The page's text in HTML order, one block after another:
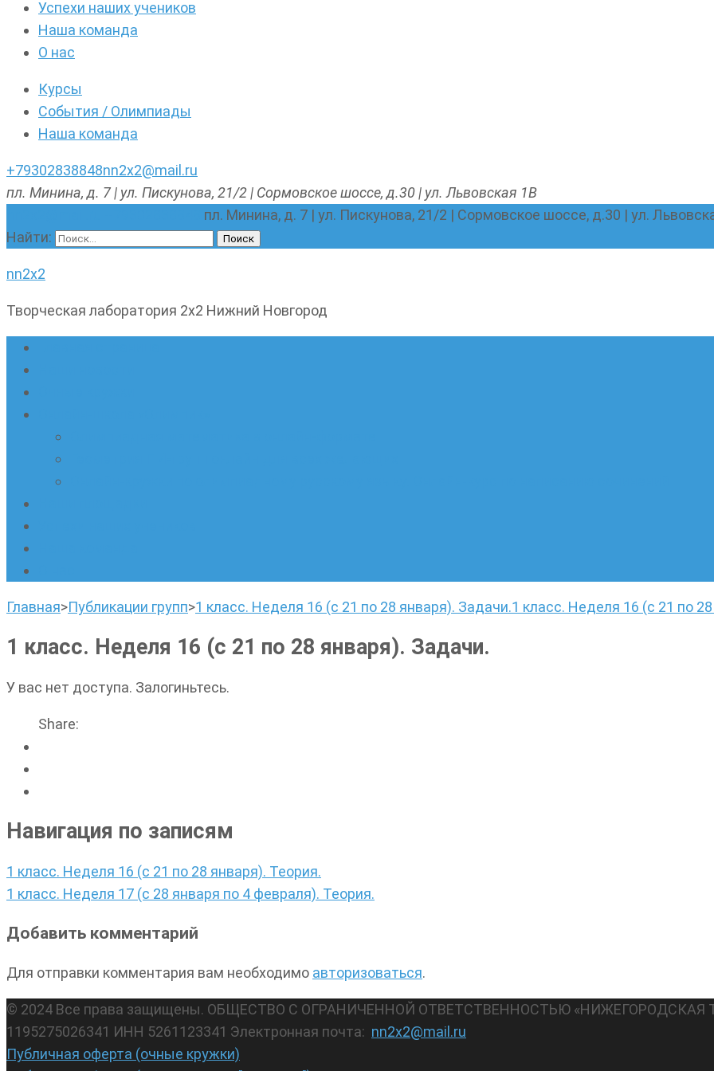
Успехи наших учеников
Наша команда
О нас
Курсы
События / Олимпиады
Наша команда
+79302838848nn2x2@mail.ru
пл. Минина, д. 7 | ул. Пискунова, 21/2 | Сормовское шоссе, д.30 | ул. Львовская 1В
пл. Минина, д. 7 | ул. Пискунова, 21/2 | Сормовское шоссе, д.30 | ул.
Найти:
nn2x2
Творческая лаборатория 2х2 Нижний Новгород
Главная>Публикации групп>1 класс. Неделя 16 (с 21 по 28 января). Задачи.1 класс. Неделя 16 (с 21 по
1 класс. Неделя 16 (с 21 по 28 января). Задачи.
У вас нет доступа. Залогиньтесь.
Share:
Навигация по записям
1 класс. Неделя 16 (с 21 по 28 января). Теория.
1 класс. Неделя 17 (с 28 января по 4 февраля). Теория.
Добавить комментарий
Для отправки комментария вам необходимо авторизоваться.
© 2024 Все права защищены. ОБЩЕСТВО С ОГРАНИЧЕННОЙ ОТВЕТСТВЕННОСТЬЮ «НИЖЕГОРОДСКАЯ
1195275026341 ИНН 5261123341 Электронная почта: nn2x2@mail.ru
Публичная оферта (очные кружки)